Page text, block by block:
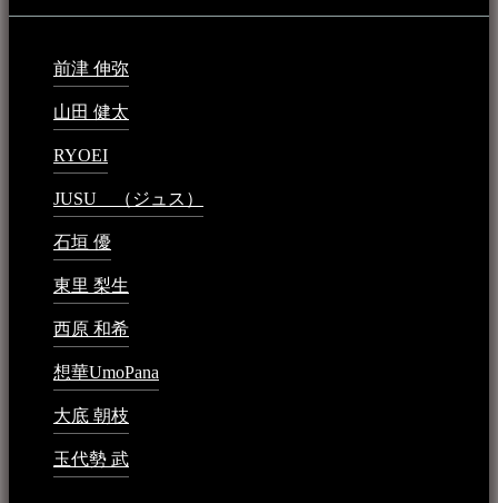
前津 伸弥
山田 健太
RYOEI
JUSU （ジュス）
石垣 優
東里 梨生
西原 和希
想華UmoPana
大底 朝枝
玉代勢 武